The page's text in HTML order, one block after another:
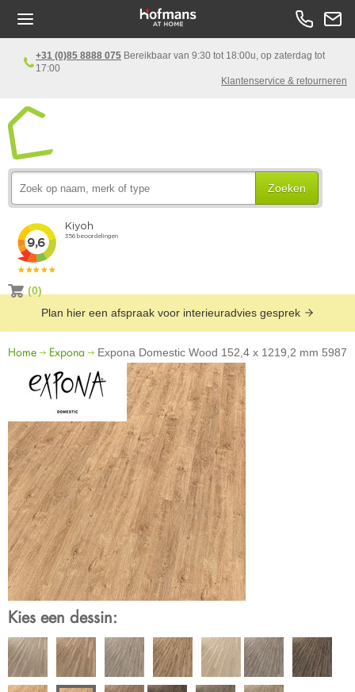
+31 (0)85 8888 075 Bereikbaar van 9:30 tot 18:00u, op zaterdag tot
17:00
Klantenservice & retourneren
Zoeken
(0)
Plan hier een afspraak voor interieuradvies gesprek
Home Expona Expona Domestic Wood 152,4 x 1219,2 mm 5987
Kies een dessin: